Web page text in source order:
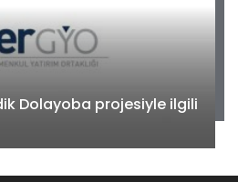
Dolayoba projesiyle ilgili